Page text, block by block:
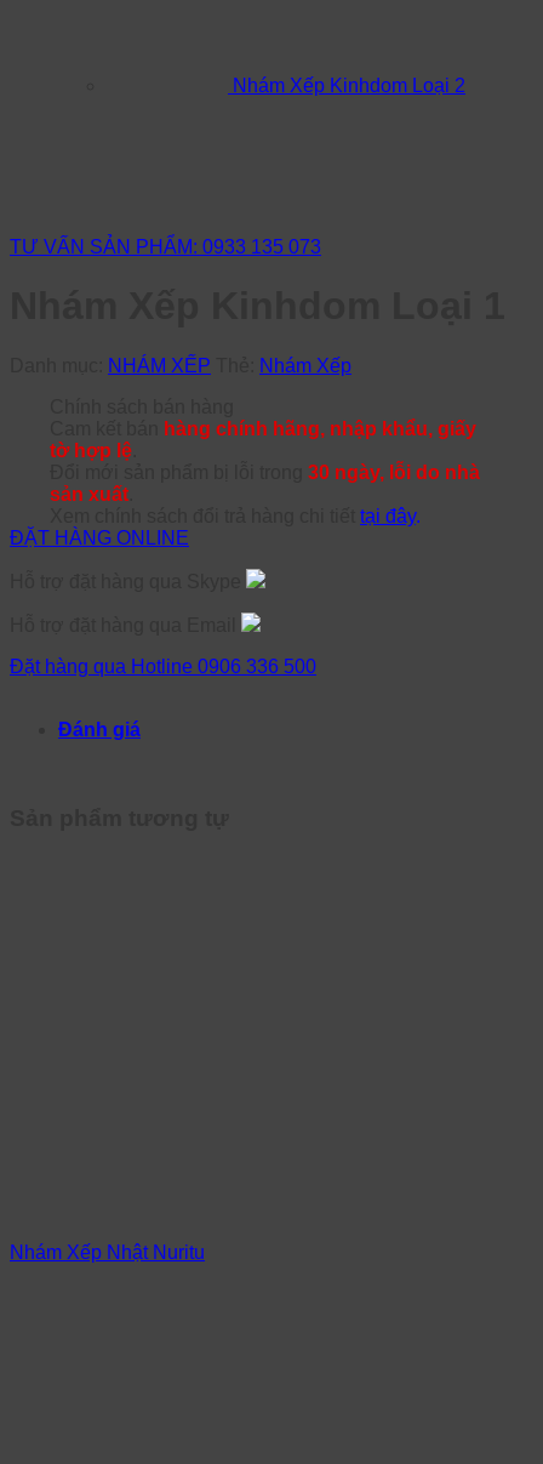
Nhám Xếp Kinhdom Loại 2
TƯ VẤN SẢN PHẨM: 0933 135 073
NHÁM XẾP
Nhám Xếp
hàng chính hãng, nhập khẩu, giấy
tờ hợp lệ
30 ngày, lỗi do nhà
sản xuất
tại đây.
ĐẶT HÀNG ONLINE
Đặt hàng qua Hotline 0906 336 500
Đánh giá
Nhám Xếp Nhật Nuritu